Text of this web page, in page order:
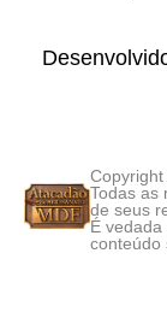
Todas as
de seus
É
conteúdo